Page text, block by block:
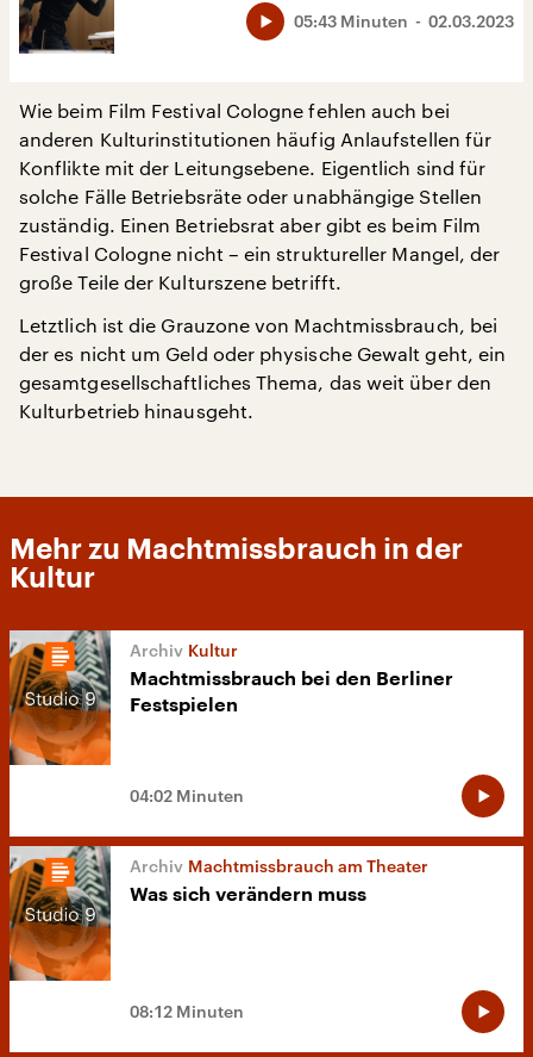
02.03.2023
05:43 Minuten
Wie beim Film Festival Cologne fehlen auch bei
anderen Kulturinstitutionen häufig Anlaufstellen für
Konflikte mit der Leitungsebene. Eigentlich sind für
solche Fälle Betriebsräte oder unabhängige Stellen
zuständig. Einen Betriebsrat aber gibt es beim Film
Festival Cologne nicht – ein struktureller Mangel, der
große Teile der Kulturszene betrifft.
Letztlich ist die Grauzone von Machtmissbrauch, bei
der es nicht um Geld oder physische Gewalt geht, ein
gesamtgesellschaftliches Thema, das weit über den
Kulturbetrieb hinausgeht.
Mehr zu Machtmissbrauch in der
Kultur
Kultur
Machtmissbrauch bei den Berliner
Festspielen
04:02 Minuten
Machtmissbrauch am Theater
Was sich verändern muss
08:12 Minuten